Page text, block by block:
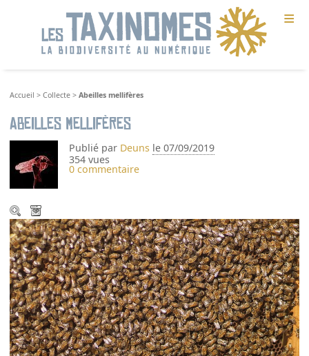
≡
Accueil >Collecte >Abeilles mellifères
Abeilles mellifères
Publié par Deuns le 07/09/2019
354 vues
0 commentaire